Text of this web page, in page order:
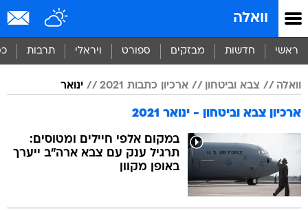
וואלה
ראשי חדשות מבזקים ספורט ויראלי תרבות
וואלה צבא וביטחון ארכיון כתבות 2021 ינואר
ארכיון צבא וביטחון - ינואר 2021
במקום אלפי חיילים ומטוסים:
תרגיל ענק עם צבא ארה"ב ייערך
באופן מקוון